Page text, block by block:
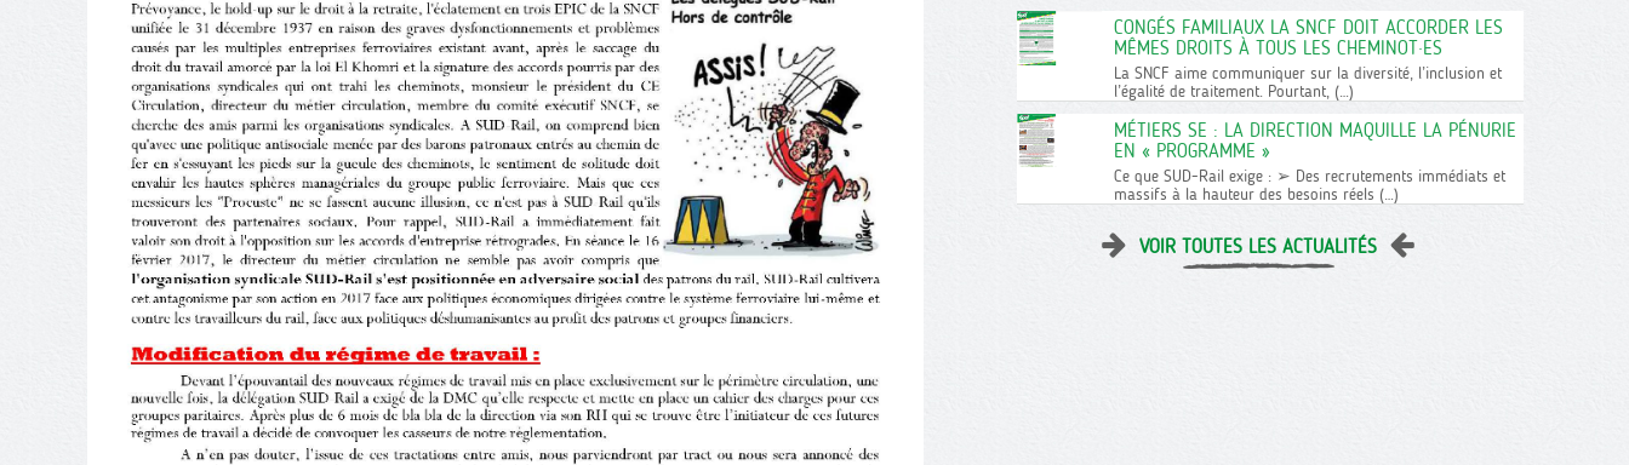
CONGÉS FAMILIAUX LA SNCF DOIT ACCORDER LES
MÊMES DROITS À TOUS LES CHEMINOT·ES
La SNCF aime communiquer sur la diversité, l’inclusion et
l’égalité de traitement. Pourtant, (…)
MÉTIERS SE : LA DIRECTION MAQUILLE LA PÉNURIE
EN « PROGRAMME »
Ce que SUD-Rail exige : ➢ Des recrutements immédiats et
massifs à la hauteur des besoins réels (…)
VOIR TOUTES LES ACTUALITÉS